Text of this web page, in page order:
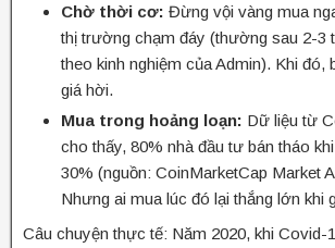
Chờ thời cơ: Đừng vội vàng mua
thị trường chạm đáy (thường sau 2-3
theo kinh nghiệm của Admin). Khi đó,
giá hời.
Mua trong hoảng loạn: Dữ liệu từ
cho thấy, 80% nhà đầu tư bán tháo
30% (nguồn: CoinMarketCap Market
Nhưng ai mua lúc đó lại thắng lớn khi
Câu chuyện thực tế: Năm 2020, khi